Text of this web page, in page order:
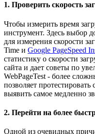
1. Проверить скорость
Чтобы измерить время
инструмент. Здесь выбор
для измерения скорости
Time и Google PageSpeed
статистику о скорости
сайта и дает советы по
WebPageTest - более
позволяет протестировать
выявить самое медленно
2. Перейти на более
Одной из очевидных